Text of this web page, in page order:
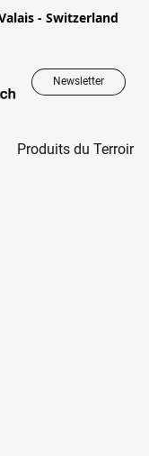
- Switzerland
Newsletter
Produits du Terroir